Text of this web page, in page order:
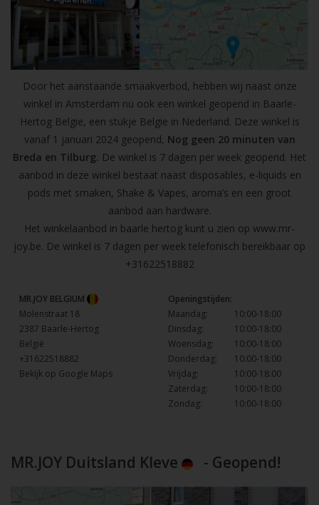
Door het aanstaande smaakverbod, hebben wij naast onze
winkel in Amsterdam nu ook een winkel geopend in Baarle-
Hertog Belgie, een stukje Belgie in Nederland. Deze winkel is
vanaf 1 januari 2024 geopend, Nog geen 20 minuten van
Breda en Tilburg. De winkel is 7 dagen per week geopend. Het
aanbod in deze winkel bestaat naast disposables, e-liquids en
pods met smaken, Shake & Vapes, aroma’s en een groot
aanbod aan hardware.
Het winkelaanbod in baarle hertog kunt u zien op www.mr-
joy.be. De winkel is 7 dagen per week telefonisch bereikbaar op
+31622518882
MR.JOY BELGIUM
Molenstraat 18
2387 Baarle-Hertog
België
+31622518882
Bekijk op Google Maps
Openingstijden:
Maandag:
10:00-18:00
Dinsdag:
10:00-18:00
Woensdag:
10:00-18:00
Donderdag:
10:00-18:00
Vrijdag:
10:00-18:00
Zaterdag:
10:00-18:00
Zondag:
10:00-18:00
MR.JOY Duitsland Kleve - Geopend!